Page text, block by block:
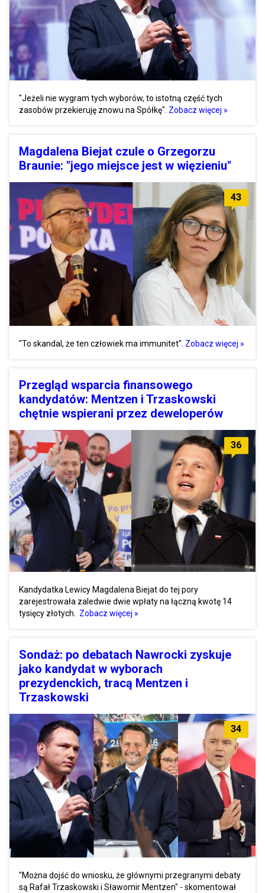
"Jeżeli nie wygram tych wyborów, to istotną część tych
zasobów przekieruję znowu na Spółkę". Zobacz więcej »
Magdalena Biejat czule o Grzegorzu
Braunie: "jego miejsce jest w więzieniu"
43
"To skandal, że ten człowiek ma immunitet". Zobacz więcej »
Przegląd wsparcia finansowego
kandydatów: Mentzen i Trzaskowski
chętnie wspierani przez deweloperów
36
Kandydatka Lewicy Magdalena Biejat do tej pory
zarejestrowała zaledwie dwie wpłaty na łączną kwotę 14
tysięcy złotych.
Zobacz więcej »
Sondaż: po debatach Nawrocki zyskuje
jako kandydat w wyborach
prezydenckich, tracą Mentzen i
Trzaskowski
34
"Można dojść do wniosku, że głównymi przegranymi debaty
są Rafał Trzaskowski i Sławomir Mentzen" - skomentował